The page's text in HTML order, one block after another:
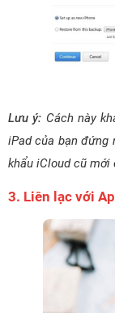
Lưu ý: Cách này
iPad của bạn đứng
khẩu iCloud cũ mới
3. Liên lạc với